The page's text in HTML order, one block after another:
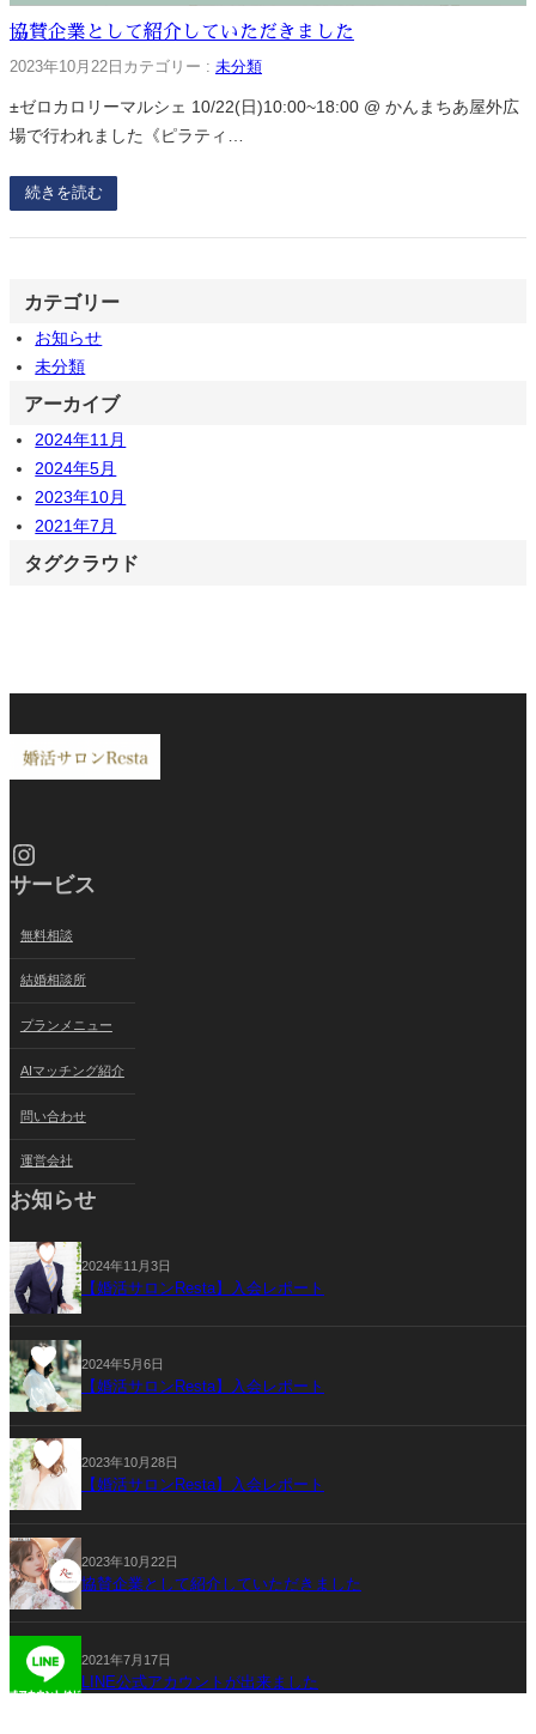
協賛企業として紹介していただきました
2023年10月22日 カテゴリー : 未分類
±ゼロカロリーマルシェ 10/22(日)10:00~18:00 @ かんまちあ屋外広
場で行われました《ピラティ…
続きを読む
カテゴリー
お知らせ
未分類
アーカイブ
2024年11月
2024年5月
2023年10月
2021年7月
タグクラウド
Instagram
サービス
無料相談
結婚相談所
プランメニュー
AIマッチング紹介
問い合わせ
運営会社
お知らせ
2024年11月3日
【婚活サロンResta】入会レポート
2024年5月6日
【婚活サロンResta】入会レポート
2023年10月28日
【婚活サロンResta】入会レポート
2023年10月22日
協賛企業として紹介していただきました
2021年7月17日
LINE公式アカウントが出来ました